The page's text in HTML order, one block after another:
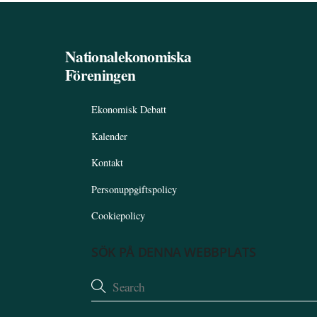
Nationalekonomiska
Föreningen
Ekonomisk Debatt
Kalender
Kontakt
Personuppgiftspolicy
Cookiepolicy
SÖK PÅ DENNA WEBBPLATS